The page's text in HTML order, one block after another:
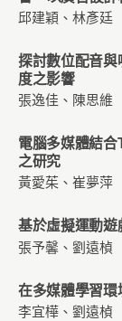
邱建穎、林彥廷
探討數位配音與
度之影響
張逸佳、陳思維
電腦多媒體結
之研究
黃愛茱、崔夢萍
基於虛擬運動遊
張予馨、劉遠楨
在多媒體學習環
李宜樺、劉遠楨